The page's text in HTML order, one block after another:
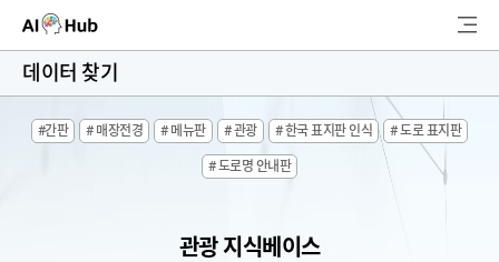
AI-Hub
검
색
데이터 찾기
#간판 # 매장전경 # 메뉴판 # 관광 # 한국 표지판 인식 # 도로 표지판
# 도로명 안내판
관광 지식베이스